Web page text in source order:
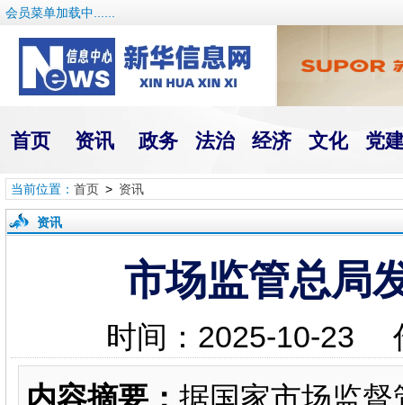
会员菜单加载中......
首页 资讯 政务 法治 经济 文化 党
当前位置： 首页> 资讯
资讯
市场监管总局
时间：2025-10-23
内容摘要： 据国家市场监